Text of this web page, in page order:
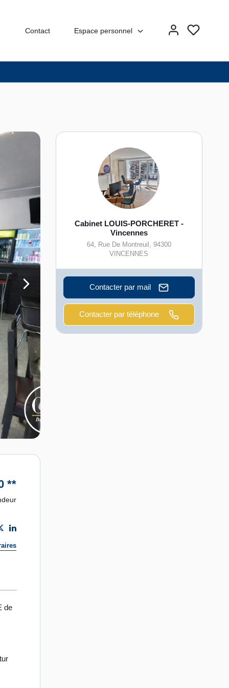
Contact Espace personnel
**
de
Cabinet LOUIS-PORCHERET -
Vincennes
64, Rue De Montreuil , 94300
VINCENNES
Contacter par mail
Contacter par téléphone